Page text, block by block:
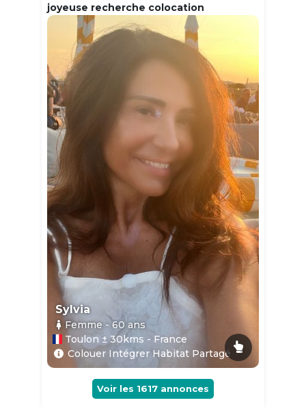
joyeuse recherche colocation
Sylvia
Femme - 60ans
Toulon ± 30kms - France
Colouer Intégrer Habitat Partagé
Voir les 1617 annonces